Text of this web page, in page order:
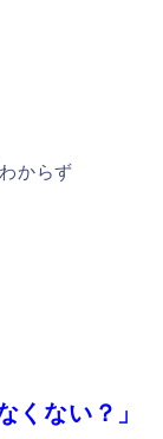
からず
くない？」